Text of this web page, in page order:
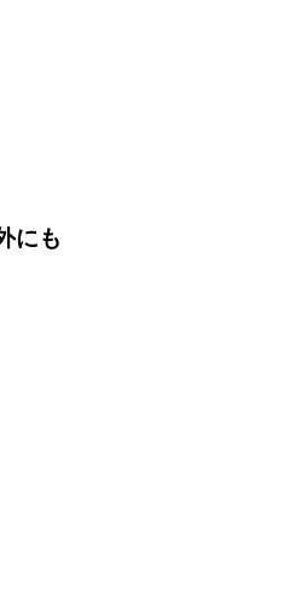
にも